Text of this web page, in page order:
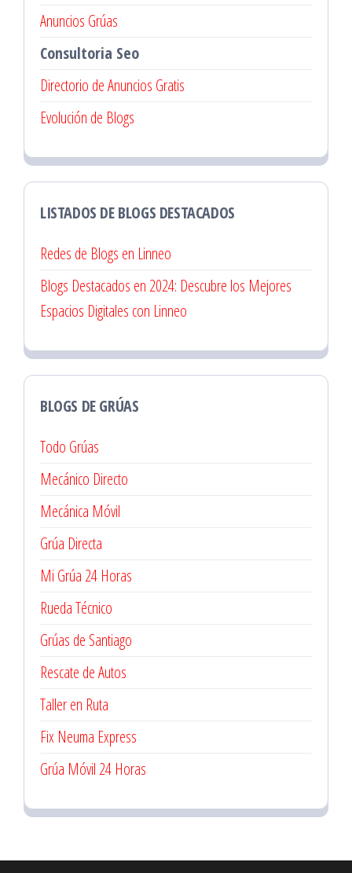
Anuncios Grúas
Consultoria Seo
Directorio de Anuncios Gratis
Evolución de Blogs
LISTADOS DE BLOGS DESTACADOS
Redes de Blogs en Linneo
Blogs Destacados en 2024: Descubre los Mejores
Espacios Digitales con Linneo
BLOGS DE GRÚAS
Todo Grúas
Mecánico Directo
Mecánica Móvil
Grúa Directa
Mi Grúa 24 Horas
Rueda Técnico
Grúas de Santiago
Rescate de Autos
Taller en Ruta
Fix Neuma Express
Grúa Móvil 24 Horas